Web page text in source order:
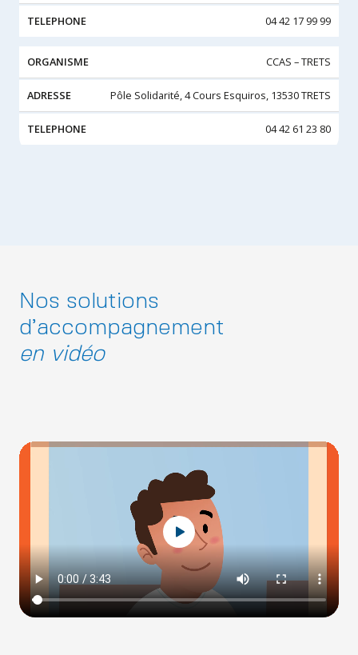
04 42 17 99 99
CCAS – TRETS
Pôle Solidarité, 4 Cours Esquiros, 13530 TRETS
04 42 61 23 80
Nos solutions
d’accompagnement
en vidéo